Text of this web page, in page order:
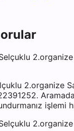
2.organize
işlemi